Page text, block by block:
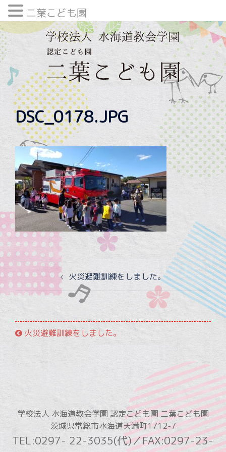
内
容
を
ス
プ
DSC_0178.JPG
投
稿
ナ
ゲ
ー
ョ
火災避難訓練をしました。
火災避難訓練をしました。
学校法人 水海道教会学園 認定こども園 二葉こども園
茨城県常総市水海道天満町1712-7
TEL:0297- 22-3035(代)／FAX:0297-23-
二葉こども園